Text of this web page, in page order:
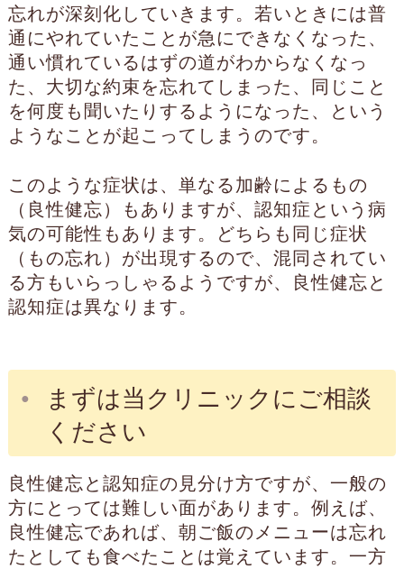
忘れが深刻化していきます。若いときには普
通にやれていたことが急にできなくなった、
通い慣れているはずの道がわからなくなっ
た、大切な約束を忘れてしまった、同じこと
を何度も聞いたりするようになった、という
ようなことが起こってしまうのです。
このような症状は、単なる加齢によるもの
（良性健忘）もありますが、認知症という病
気の可能性もあります。どちらも同じ症状
（もの忘れ）が出現するので、混同されてい
る方もいらっしゃるようですが、良性健忘と
認知症は異なります。
まずは当クリニックにご相談
ください
良性健忘と認知症の見分け方ですが、一般の
方にとっては難しい面があります。例えば、
良性健忘であれば、朝ご飯のメニューは忘れ
たとしても食べたことは覚えています。一方